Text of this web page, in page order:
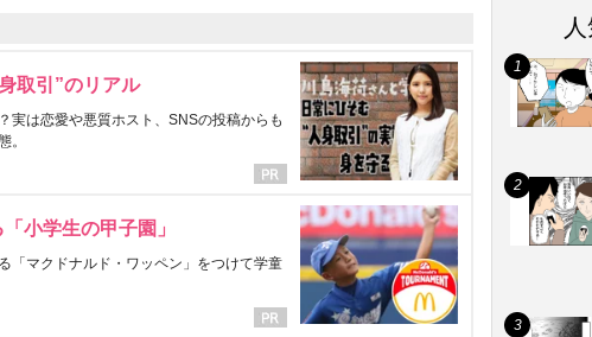
取引”のリアル
実は恋愛や悪質ホスト、SNSの投稿からも
。
小学生の甲子園」
「マクドナルド・ワッペン」をつけて学童